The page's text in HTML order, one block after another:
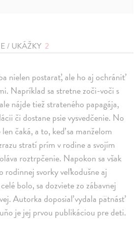
/ UKÁŽKY 2
nielen postarať, ale ho aj ochrániť
Napríklad sa stretne zoči-voči s
nájde tiež strateného papagája,
či dostane psie vysvedčenie. No
čaká, a to, keď sa manželom
stratí prím v rodine a svojím
roztrpčenie. Napokon sa však
rodinnej svorky veľkodušne aj
bolo, sa dozviete zo zábavnej
Autorka doposiaľ vydala pätnásť
je jej prvou publikáciou pre deti.